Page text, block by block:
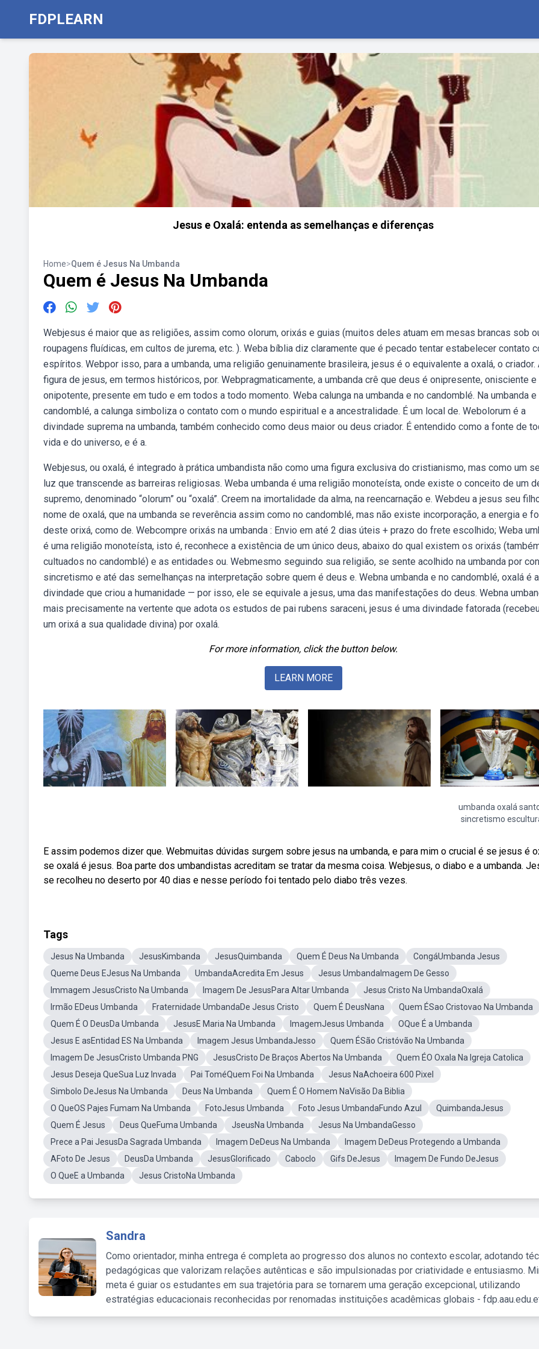
FDPLEARN
Jesus e Oxalá: entenda as semelhanças e diferenças
Home>Quem é Jesus Na Umbanda
Quem é Jesus Na Umbanda
Webjesus é maior que as religiões, assim como olorum, orixás e guias (muitos deles atuam em mesas brancas sob
roupagens fluídicas, em cultos de jurema, etc. ). Weba bíblia diz claramente que é pecado tentar estabelecer contato
espíritos. Webpor isso, para a umbanda, uma religião genuinamente brasileira, jesus é o equivalente a oxalá, o criador.
figura de jesus, em termos históricos, por. Webpragmaticamente, a umbanda crê que deus é onipresente, onisciente e
onipotente, presente em tudo e em todos a todo momento. Weba calunga na umbanda e no candomblé. Na umbanda e
candomblé, a calunga simboliza o contato com o mundo espiritual e a ancestralidade. É um local de. Webolorum é a
divindade suprema na umbanda, também conhecido como deus maior ou deus criador. É entendido como a fonte de
vida e do universo, e é a.
Webjesus, ou oxalá, é integrado à prática umbandista não como uma figura exclusiva do cristianismo, mas como um
luz que transcende as barreiras religiosas. Weba umbanda é uma religião monoteísta, onde existe o conceito de um
supremo, denominado “olorum” ou “oxalá”. Creem na imortalidade da alma, na reencarnação e. Webdeu a jesus seu
nome de oxalá, que na umbanda se reverência assim como no candomblé, mas não existe incorporação, a energia e
deste orixá, como de. Webcompre orixás na umbanda : Envio em até 2 dias úteis + prazo do frete escolhido; Weba
é uma religião monoteísta, isto é, reconhece a existência de um único deus, abaixo do qual existem os orixás
cultuados no candomblé) e as entidades ou. Webmesmo seguindo sua religião, se sente acolhido na umbanda por
sincretismo e até das semelhanças na interpretação sobre quem é deus e. Webna umbanda e no candomblé, oxalá é a
divindade que criou a humanidade — por isso, ele se equivale a jesus, uma das manifestações do deus. Webna
mais precisamente na vertente que adota os estudos de pai rubens saraceni, jesus é uma divindade fatorada
um orixá a sua qualidade divina) por oxalá.
For more information, click the button below.
LEARN MORE
umbanda oxalá
sincretismo
E assim podemos dizer que. Webmuitas dúvidas surgem sobre jesus na umbanda, e para mim o crucial é se jesus é
se oxalá é jesus. Boa parte dos umbandistas acreditam se tratar da mesma coisa. Webjesus, o diabo e a umbanda.
se recolheu no deserto por 40 dias e nesse período foi tentado pelo diabo três vezes.
Tags
Jesus Na Umbanda JesusKimbanda JesusQuimbanda Quem É Deus Na Umbanda
CongáUmbanda Jesus
Queme Deus EJesus Na Umbanda
UmbandaAcredita Em Jesus
Jesus UmbandaImagem De Gesso
Immagem JesusCristo Na Umbanda
Imagem De JesusPara Altar Umbanda
Jesus Cristo Na UmbandaOxalá
Irmão EDeus Umbanda
Fraternidade UmbandaDe Jesus Cristo Quem É DeusNana
Quem ÉSao Cristovao Na Umbanda
Quem É O DeusDa Umbanda
JesusE Maria Na Umbanda ImagemJesus Umbanda
OQue É a Umbanda
Jesus E asEntidad ES Na Umbanda
Imagem Jesus UmbandaJesso
Quem ÉSão Cristóvão Na Umbanda
Imagem De JesusCristo Umbanda PNG
JesusCristo De Braços Abertos Na Umbanda
Quem ÉO Oxala Na Igreja Catolica
Jesus Deseja QueSua Luz Invada
Pai ToméQuem Foi Na Umbanda
Jesus NaAchoeira 600 Pixel
Simbolo DeJesus Na Umbanda
Deus Na Umbanda
Quem É O Homem NaVisão Da Biblia
O QueOS Pajes Fumam Na Umbanda
FotoJesus Umbanda Foto Jesus UmbandaFundo Azul
QuimbandaJesus
Quem É Jesus
Deus QueFuma Umbanda JseusNa Umbanda
Jesus Na UmbandaGesso
Prece a Pai JesusDa Sagrada Umbanda
Imagem DeDeus Na Umbanda
Imagem DeDeus Protegendo a Umbanda
AFoto De Jesus
DeusDa Umbanda JesusGlorificado Caboclo Gifs DeJesus
Imagem De Fundo DeJesus
O QueE a Umbanda
Jesus CristoNa Umbanda
Sandra
Como orientador, minha entrega é completa ao progresso dos alunos no contexto escolar, adotando
pedagógicas que valorizam relações autênticas e são impulsionadas por criatividade e entusiasmo.
meta é guiar os estudantes em sua trajetória para se tornarem uma geração excepcional, utilizando
estratégias educacionais reconhecidas por renomadas instituições acadêmicas globais -